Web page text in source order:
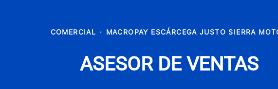
COMERCIAL · MACROPAY ESCÁRCEGA JUSTO SIERRA
ASESOR DE VENTAS